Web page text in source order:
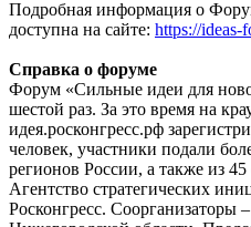
Подробная информация о
доступна на сайте: https://ideas-
Справка о форуме
Форум «Сильные идеи для
шестой раз. За это время на
идея.росконгресс.рф
человек, участники подали
регионов России, а также из
Агентство стратегических
Росконгресс.